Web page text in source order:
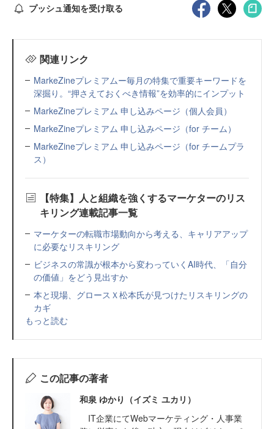
プッシュ通知を受け取る
関連リンク
MarkeZineプレミアムー毎月の特集で重要キーワードを
深掘り。“押さえておくべき情報”を効率的にインプット
MarkeZineプレミアム 申し込みページ（個人会員）
MarkeZineプレミアム 申し込みページ（for チーム）
MarkeZineプレミアム 申し込みページ（for チームプラ
ス）
【特集】人と組織を強くするマーケターのリス
キリング連載記事一覧
マーケターの転職市場動向から考える、キャリアアップ
に必要なリスキリング
ビジネスの常識が根本から変わっていくAI時代、「自分
の価値」をどう見出すか
本と現場、グロースＸ松本氏が見つけたリスキリングの
カギ
もっと読む
この記事の著者
和泉 ゆかり（イズミ ユカリ）
IT企業にてWebマーケティング・人事業